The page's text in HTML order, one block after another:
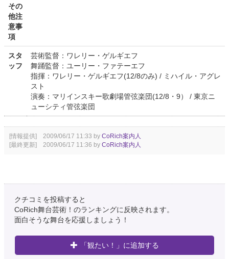
その
他注
意事
項
スタ
ッフ
芸術監督：ワレリー・ゲルギエフ
舞踊監督：ユーリー・ファテーエフ
指揮：ワレリー・ゲルギエフ(12/8のみ) / ミハイル・アグレ
スト
演奏：マリインスキー歌劇場管弦楽団(12/8・9） / 東京ニ
ューシティ管弦楽団
[情報提供] 2009/06/17 11:33 by CoRich案内人
[最終更新] 2009/06/17 11:36 by CoRich案内人
クチコミを投稿すると
CoRich舞台芸術！のランキングに反映されます。
面白そうな舞台を応援しましょう！
「観たい！」に追加する